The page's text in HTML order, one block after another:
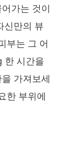
가는 것이
신만의 뷰
부는 그 어
한 시간을
가져보세
한 부위에